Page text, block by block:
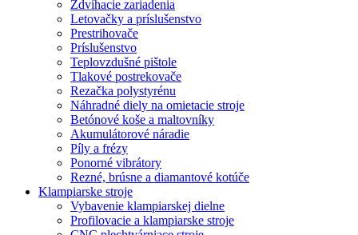
Zdvíhacie zariadenia
Letovačky a príslušenstvo
Prestrihovače
Príslušenstvo
Teplovzdušné pištole
Tlakové postrekovače
Rezačka polystyrénu
Náhradné diely na omietacie stroje
Betónové koše a maltovníky
Akumulátorové náradie
Píly a frézy
Ponorné vibrátory
Rezné, brúsne a diamantové kotúče
Klampiarske stroje
Vybavenie klampiarskej dielne
Profilovacie a klampiarske stroje